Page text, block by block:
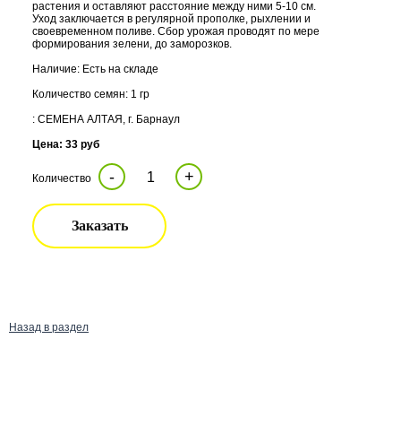
растения и оставляют расстояние между ними 5-10 см.
Уход заключается в регулярной прополке, рыхлении и
своевременном поливе. Сбор урожая проводят по мере
формирования зелени, до заморозков.
Наличие: Есть на складе
Количество семян: 1 гр
: СЕМЕНА АЛТАЯ, г. Барнаул
Цена: 33 руб
Количество - +
Заказать
Назад в раздел